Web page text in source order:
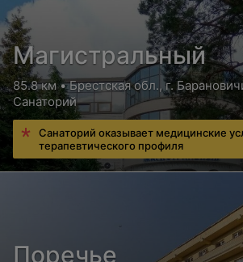
Магистральный
85.8 км • Брестская обл., г.
Санаторий
Санаторий оказывает медицинские
терапевтического профиля
Поречье